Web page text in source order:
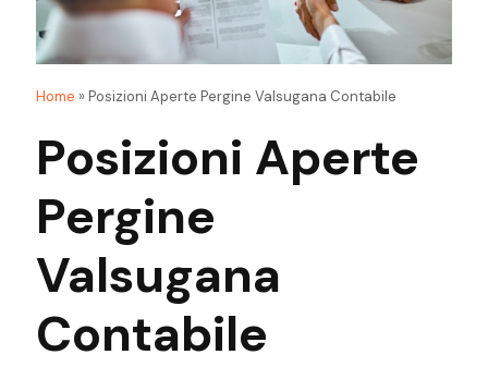
Home »Posizioni Aperte Pergine Valsugana Contabile
Posizioni Aperte
Pergine
Valsugana
Contabile